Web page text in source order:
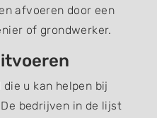
afvoeren door een
of grondwerker.
u kan helpen bij
bedrijven in de lijst